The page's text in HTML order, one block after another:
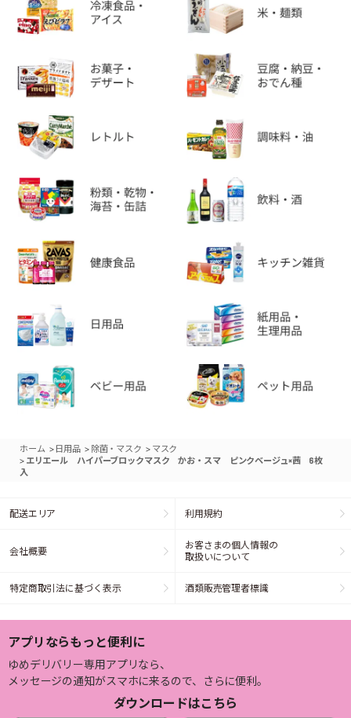
ホーム > 日用品 > 除菌・マスク > マスク
> エリエール ハイパーブロックマスク かお・スマ ピンクベージュ×茜 6枚
入
配送エリア 利用規約
会社概要
お客さまの個人情報の
取扱いについて
特定商取引法に基づく表示 酒類販売管理者標識
アプリならもっと便利に
ゆめデリバリー専用アプリなら、
メッセージの通知がスマホに来るので、さらに便利。
ダウンロードはこちら